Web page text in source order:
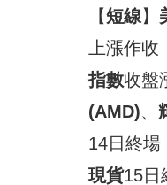
【短線】
上漲作收
指數收盤
(AMD)、
14日終場
現貨15日